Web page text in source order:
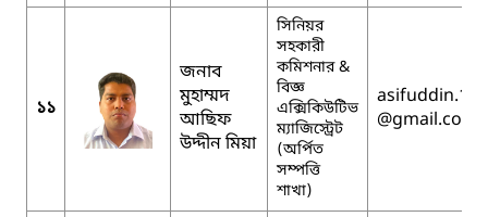
১১
জনাব
মুহাম্মদ
আছিফ
উদ্দীন মিয়া
সিনিয়র
সহকারী
কমিশনার &
বিজ্ঞ
এক্সিকিউটিভ
ম্যাজিস্ট্রেট
(অর্পিত
সম্পত্তি
শাখা)
@gmail.com